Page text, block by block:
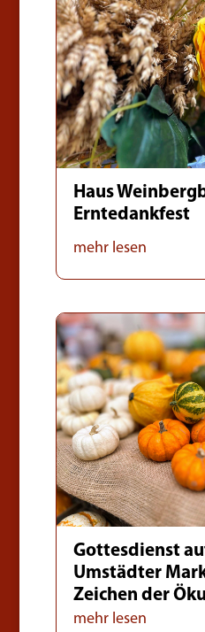
Haus
Erntedankfest
mehr lesen
Gottesdienst
Umstädter
Zeichen der
mehr lesen